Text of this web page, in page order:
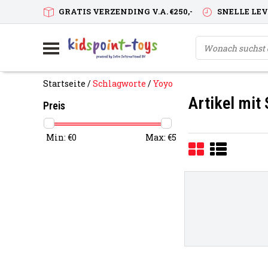
GRATIS VERZENDING V.A. €250,- SNELLE
Startseite /Schlagworte /Yoyo
Preis
Min: €0 Max: €5
Artikel mit